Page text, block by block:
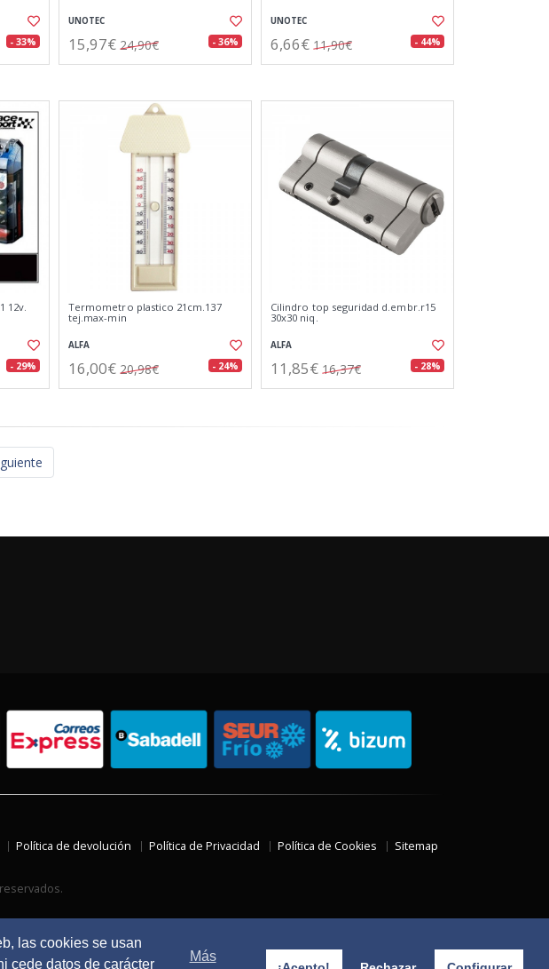
las cookies se usan
cede datos de carácter
Más
- 33%
UNOTEC
15,97€ 24,90€ - 36%
UNOTEC
6,66€ 11,90€ - 44%
12v.
- 29%
Termometro plastico 21cm.137
tej.max-min
ALFA
16,00€ 20,98€ - 24%
Cilindro top seguridad d.embr.r15
30x30 niq.
ALFA
11,85€ 16,37€ - 28%
Política de devolución Política de Privacidad Política de Cookies Sitemap